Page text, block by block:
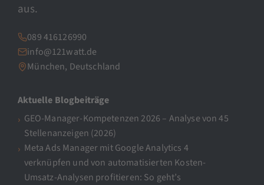
aus.
089 416126990
info@121watt.de
München, Deutschland
Aktuelle Blogbeiträge
GEO-Manager-Kompetenzen 2026 – Analyse von 45
Stellenanzeigen (2026)
Meta Ads Manager mit Google Analytics 4
verknüpfen und von automatisierten Kosten-
Umsatz-Analysen profitieren: So geht’s